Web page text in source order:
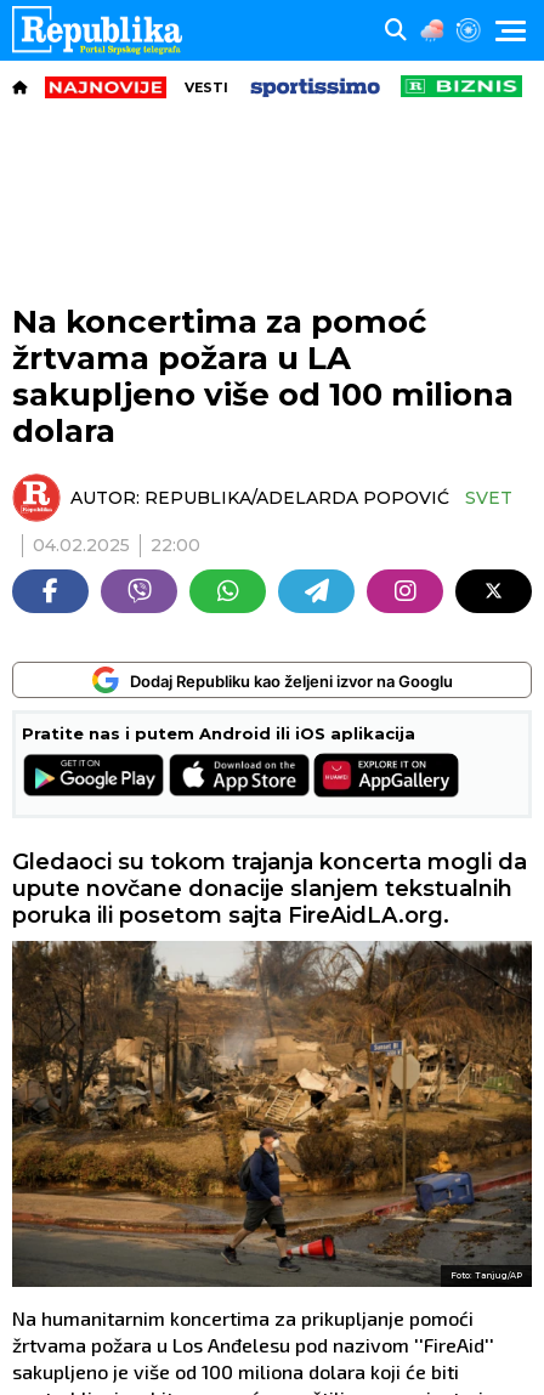
VESTI
Na koncertima za pomoć
žrtvama požara u LA
sakupljeno više od 100 miliona
dolara
AUTOR: REPUBLIKA/ADELARDA POPOVIĆ SVET
04.02.2025 22:00
Dodaj Republiku kao željeni izvor na Googlu
Pratite nas i putem Android ili iOS aplikacija
Gledaoci su tokom trajanja koncerta mogli da
upute novčane donacije slanjem tekstualnih
poruka ili posetom sajta FireAidLA.org.
Foto: Tanjug/AP
Na humanitarnim koncertima za prikupljanje pomoći
žrtvama požara u Los Anđelesu pod nazivom ''FireAid''
sakupljeno je više od 100 miliona dolara koji će biti